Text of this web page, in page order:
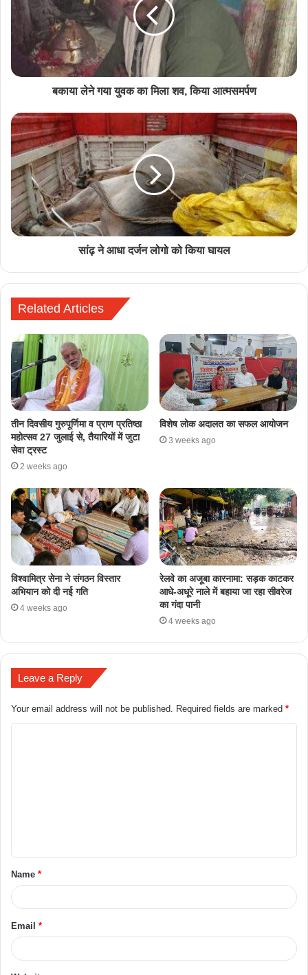
बकाया लेने गया युवक का मिला शव, किया आत्मसमर्पण
सांढ़ ने आधा दर्जन लोगो को किया घायल
Related Articles
तीन दिवसीय गुरुपूर्णिमा व प्राण प्रतिष्ठा
महोत्सव 27 जुलाई से, तैयारियों में जुटा
सेवा ट्रस्ट
2 weeks ago
विशेष लोक अदालत का सफल आयोजन
3 weeks ago
​विश्वामित्र सेना ने संगठन विस्तार
अभियान को दी नई गति
4 weeks ago
रेलवे का अजूबा कारनामा: सड़क काटकर
आधे-अधूरे नाले में बहाया जा रहा सीवरेज
का गंदा पानी
4 weeks ago
Leave a Reply
Your email address will not be published. Required fields are marked *
Name *
Email *